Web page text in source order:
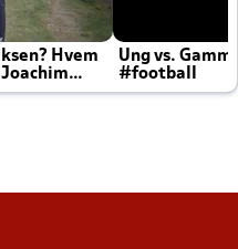
Hvem
Ung vs.
#football